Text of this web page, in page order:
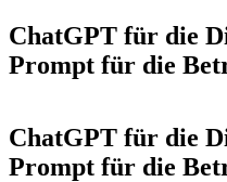
ChatGPT für die
Prompt für die
ChatGPT für die
Prompt für die